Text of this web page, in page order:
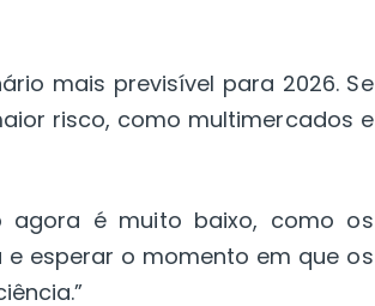
mais previsível para 2026. Se
risco, como multimercados e
agora é muito baixo, como os
esperar o momento em que os